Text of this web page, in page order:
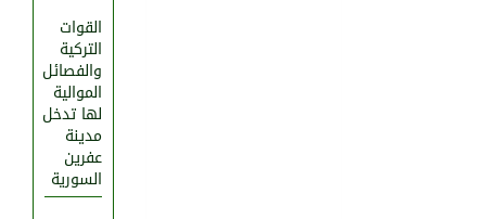
القوات
التركية
والفصائل
الموالية
لها تدخل
مدينة
عفرين
السورية